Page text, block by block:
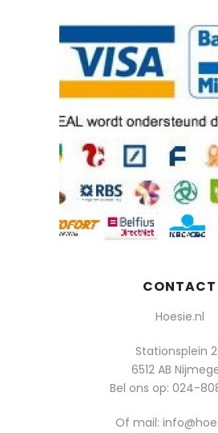
CONTACT
Hoesie.nl
Stationsplein
6512 AB
Bel ons op: 024-
Of mail: